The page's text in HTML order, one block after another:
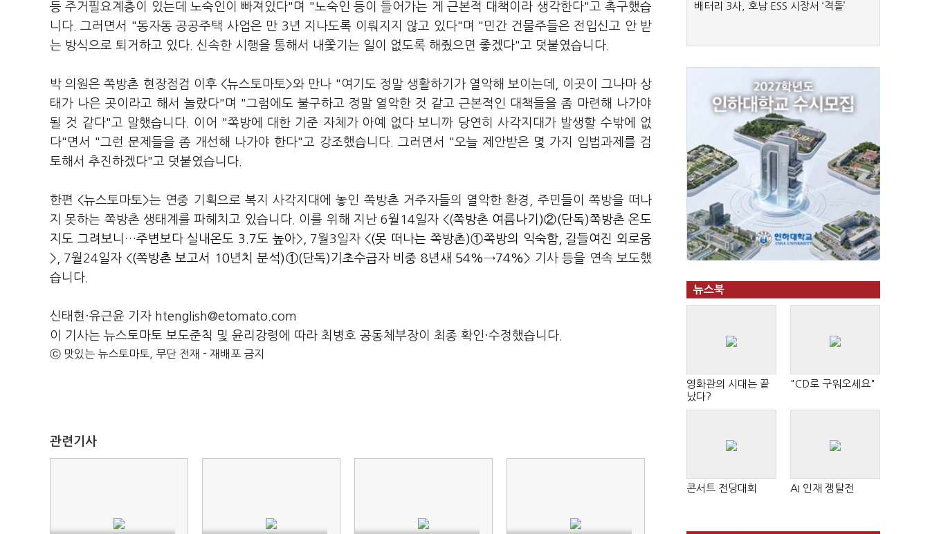
등 주거필요계층이 있는데 노숙인이 빠져있다"며 "노숙인 등이 들어가는 게 근본적 대책이라 생각한다"고 촉구했습
니다. 그러면서 "동자동 공공주택 사업은 만 3년 지나도록 이뤄지지 않고 있다"며 "민간 건물주들은 전입신고 안 받
는 방식으로 퇴거하고 있다. 신속한 시행을 통해서 내쫓기는 일이 없도록 해줬으면 좋겠다"고 덧붙였습니다.
박 의원은 쪽방촌 현장점검 이후 <뉴스토마토>와 만나 "여기도 정말 생활하기가 열악해 보이는데, 이곳이 그나마 상
태가 나은 곳이라고 해서 놀랐다"며 "그럼에도 불구하고 정말 열악한 것 같고 근본적인 대책들을 좀 마련해 나가야
될 것 같다"고 말했습니다. 이어 "쪽방에 대한 기준 자체가 아예 없다 보니까 당연히 사각지대가 발생할 수밖에 없
다"면서 "그런 문제들을 좀 개선해 나가야 한다"고 강조했습니다. 그러면서 "오늘 제안받은 몇 가지 입법과제를 검
토해서 추진하겠다"고 덧붙였습니다.
한편 <뉴스토마토>는 연중 기획으로 복지 사각지대에 놓인 쪽방촌 거주자들의 열악한 환경, 주민들이 쪽방을 떠나
지 못하는 쪽방촌 생태계를 파헤치고 있습니다. 이를 위해 지난 6월14일자 <(쪽방촌 여름나기)②(단독)쪽방촌 온도
지도 그려보니…주변보다 실내온도 3.7도 높아>, 7월3일자 <(못 떠나는 쪽방촌)①쪽방의 익숙함, 길들여진 외로움
>, 7월24일자 <(쪽방촌 보고서 10년치 분석)①(단독)기초수급자 비중 8년새 54%→74%> 기사 등을 연속 보도했
습니다.
신태현·유근윤 기자 htenglish@etomato.com
이 기사는 뉴스토마토 보도준칙 및 윤리강령에 따라 최병호 공동체부장이 최종 확인·수정했습니다.
ⓒ 맛있는 뉴스토마토, 무단 전재 - 재배포 금지
관련기사
배터리 3사, 호남 ESS 시장서 ‘격돌’
뉴스북
영화관의 시대는 끝
났다?
"CD로 구워오세요"
콘서트 전당대회 AI 인재 쟁탈전